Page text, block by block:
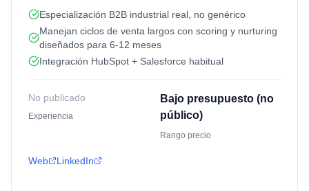
Especialización B2B industrial real, no genérico
Manejan ciclos de venta largos con scoring y nurturing
diseñados para 6-12 meses
Integración HubSpot + Salesforce habitual
No publicado
Experiencia
Bajo presupuesto (no
público)
Rango precio
Web LinkedIn